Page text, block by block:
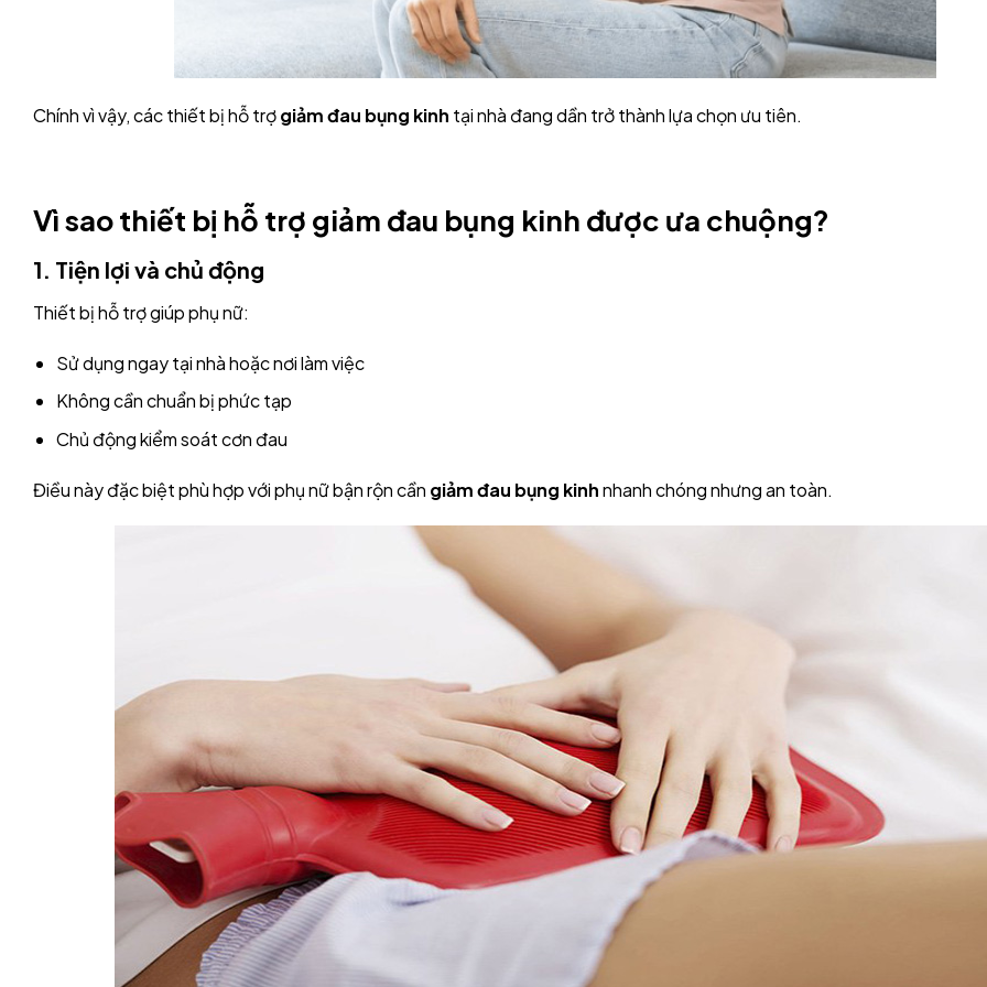
Chính vì vậy, các thiết bị hỗ trợgiảm đau bụng kinh tại nhà đang dần trở thành lựa chọn ưu tiên.
Vì sao thiết bị hỗ trợ giảm đau bụng kinh được ưa chuộng?
1. Tiện lợi và chủ động
Thiết bị hỗ trợ giúp phụ nữ:
Sử dụng ngay tại nhà hoặc nơi làm việc
Không cần chuẩn bị phức tạp
Chủ động kiểm soát cơn đau
Điều này đặc biệt phù hợp với phụ nữ bận rộn cần giảm đau bụng kinhnhanh chóng nhưng an toàn.